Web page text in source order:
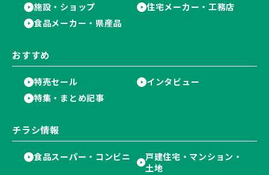
施設・ショップ
住宅メーカー・工務店
食品メーカー・県産品
おすすめ
特売セール
インタビュー
特集・まとめ記事
チラシ情報
食品スーパー・コンビニ
戸建住宅・マンション・
土地